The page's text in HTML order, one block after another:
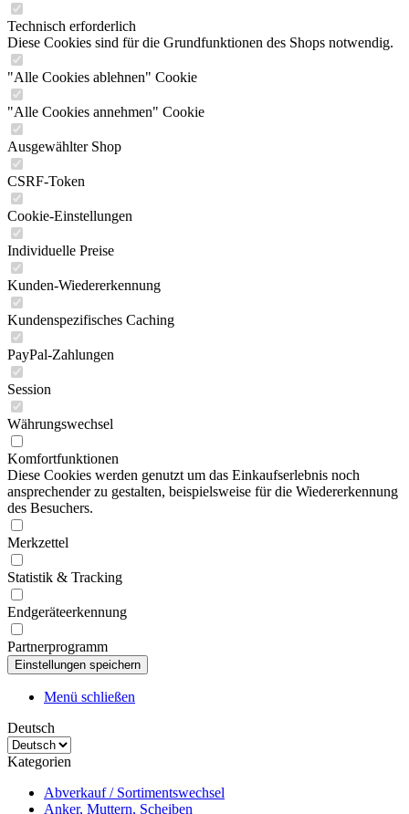
Technisch erforderlich
Diese Cookies sind für die Grundfunktionen des Shops notwendig.
"Alle Cookies ablehnen" Cookie
"Alle Cookies annehmen" Cookie
Ausgewählter Shop
CSRF-Token
Cookie-Einstellungen
Individuelle Preise
Kunden-Wiedererkennung
Kundenspezifisches Caching
PayPal-Zahlungen
Session
Währungswechsel
Komfortfunktionen
Diese Cookies werden genutzt um das Einkaufserlebnis noch
ansprechender zu gestalten, beispielsweise für die Wiedererkennung
des Besuchers.
Merkzettel
Statistik & Tracking
Endgeräteerkennung
Partnerprogramm
Menü schließen
Deutsch
Kategorien
Abverkauf / Sortimentswechsel
Anker, Muttern, Scheiben